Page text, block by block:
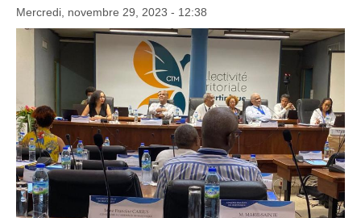
Mercredi, novembre 29, 2023 - 12:38